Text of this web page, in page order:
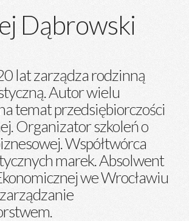
Dąbrowski
lat zarządza rodzinną
Autor wielu
temat przedsiębiorczości
Organizator szkoleń o
Współtwórca
marek. Absolwent
we Wrocławiu